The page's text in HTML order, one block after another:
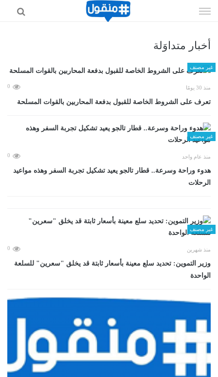
الى
أخبار متداوَلة
غير مصنف
منذ 30 يومًا 0
تعرف على الشروط الخاصة للقبول بدفعة المحاربين بالقوات المسلحة
غير مصنف
منذ عام واحد 0
هدوء وراحة وسرعة.. قطار تالجو يعيد تشكيل تجربة السفر وهذه مواعيد
الرحلات
غير مصنف
منذ شهرين 0
وزير التموين: تحديد سلع معينة بأسعار ثابتة قد يخلق "سعرين" للسلعة
الواحدة